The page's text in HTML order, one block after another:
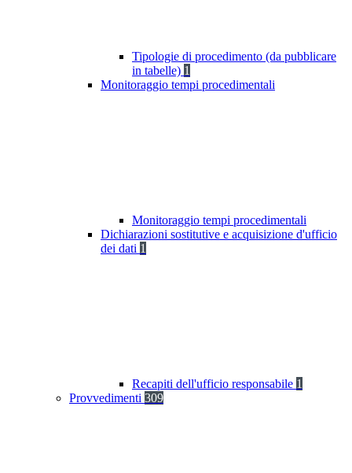
Tipologie di procedimento (da pubblicare
in tabelle) 1
Monitoraggio tempi procedimentali
Monitoraggio tempi procedimentali
Dichiarazioni sostitutive e acquisizione d'ufficio
dei dati 1
Recapiti dell'ufficio responsabile 1
Provvedimenti 309